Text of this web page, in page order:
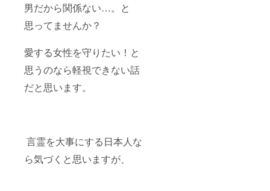
男だから関係ない…。と
思ってませんか？
愛する女性を守りたい！と
思うのなら軽視できない話
だと思います。
言霊を大事にする日本人な
ら気づくと思いますが、